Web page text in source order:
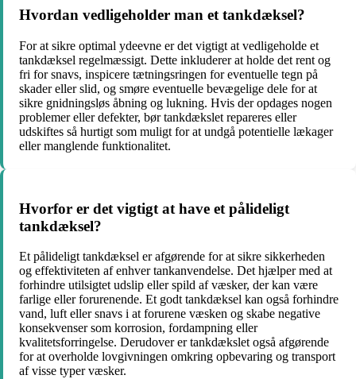
Hvordan vedligeholder man et tankdæksel?
For at sikre optimal ydeevne er det vigtigt at vedligeholde et
tankdæksel regelmæssigt. Dette inkluderer at holde det rent og
fri for snavs, inspicere tætningsringen for eventuelle tegn på
skader eller slid, og smøre eventuelle bevægelige dele for at
sikre gnidningsløs åbning og lukning. Hvis der opdages nogen
problemer eller defekter, bør tankdækslet repareres eller
udskiftes så hurtigt som muligt for at undgå potentielle lækager
eller manglende funktionalitet.
Hvorfor er det vigtigt at have et pålideligt
tankdæksel?
Et pålideligt tankdæksel er afgørende for at sikre sikkerheden
og effektiviteten af ​​enhver tankanvendelse. Det hjælper med at
forhindre utilsigtet udslip eller spild af væsker, der kan være
farlige eller forurenende. Et godt tankdæksel kan også forhindre
vand, luft eller snavs i at forurene væsken og skabe negative
konsekvenser som korrosion, fordampning eller
kvalitetsforringelse. Derudover er tankdækslet også afgørende
for at overholde lovgivningen omkring opbevaring og transport
af visse typer væsker.